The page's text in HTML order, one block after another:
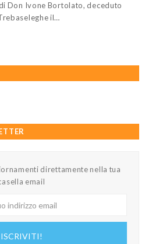
Don Ivone Bortolato, deceduto
il…
direttamente nella tua
email
ISCRIVITI!